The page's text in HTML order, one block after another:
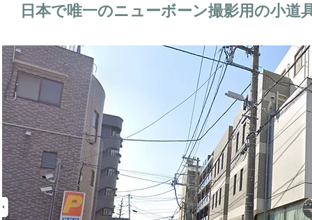
日本で唯一のニューボーン撮影用の小道